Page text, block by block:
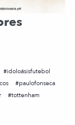
idoloásisfutebol
paulofonseca
tottenham